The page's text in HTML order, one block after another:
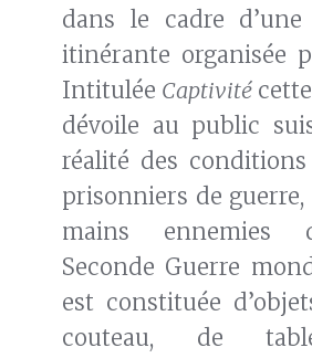
dans le cadre
itinérante organisée
Intitulée Captivité
dévoile au public
réalité des
prisonniers de guerre,
mains ennemies
Seconde Guerre
est constituée
couteau, de